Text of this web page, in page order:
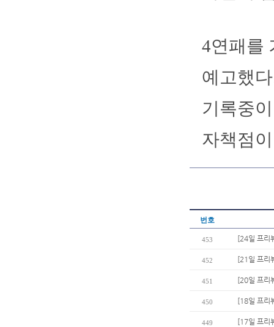
4연패를
예고했
기록중
자책점
번호
453 [24일 프리
452 [21일 프리
451 [20일 프리
450 [18일 프리
449 [17일 프리